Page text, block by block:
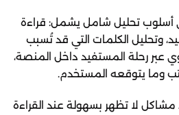
أسلوب تحليل شامل يشمل: قراءة
وتحليل الكلمات التي قد تُسبب
عبر رحلة المستفيد داخل المنصة،
وما يتوقعه المستخدم.
مشاكل لا تظهر بسهولة عند القراءة